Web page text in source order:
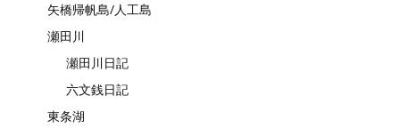
矢橋帰帆島/人工島
瀬田川
瀬田川日記
六文銭日記
東条湖